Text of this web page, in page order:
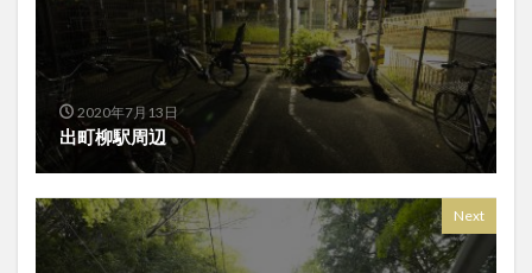
2020年7月13日
出町柳駅周辺
Next